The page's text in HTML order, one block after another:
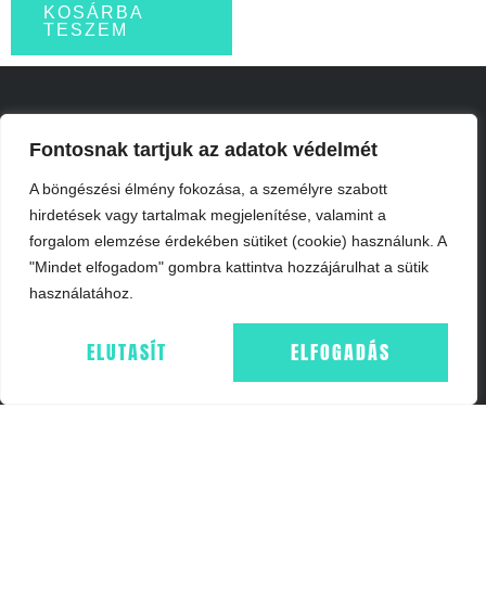
Fontosnak tartjuk az adatok védelmét
A böngészési élmény fokozása, a személyre szabott
hirdetések vagy tartalmak megjelenítése, valamint a
forgalom elemzése érdekében sütiket (cookie) használunk. A
"Mindet elfogadom" gombra kattintva hozzájárulhat a sütik
használatához.
ELUTASÍT ELFOGADÁS
KOSÁRBA
TESZEM